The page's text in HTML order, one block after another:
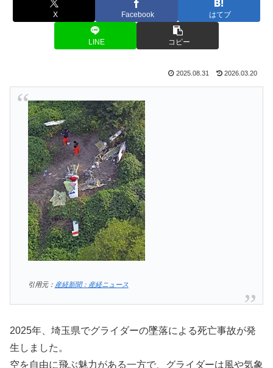
X Facebook はてブ
LINE コピー
2025.08.31 2026.03.20
引用元： 産経新聞：産経ニュース
2025年、埼玉県でグライダーの墜落による死亡事故が発
生しました。
空を自由に飛ぶ魅力がある一方で、グライダーは風や気象